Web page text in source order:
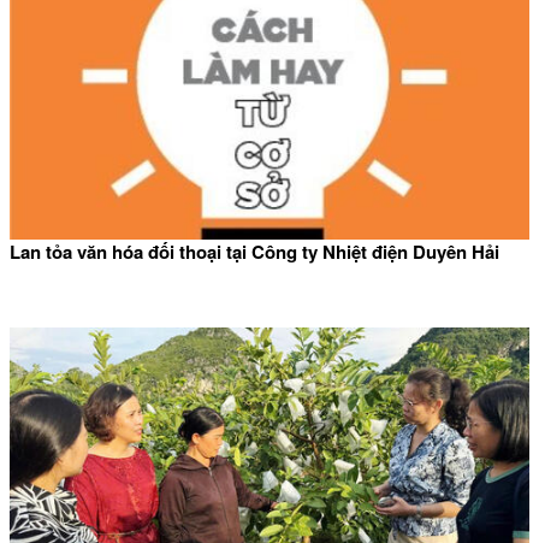
Lan tỏa văn hóa đối thoại tại Công ty Nhiệt điện Duyên Hải